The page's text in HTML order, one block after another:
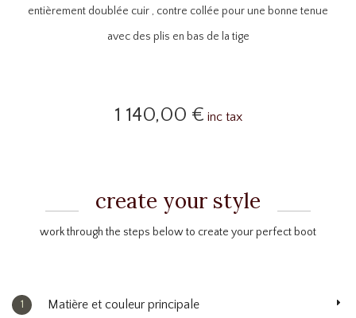
entièrement doublée cuir , contre collée pour une bonne tenue
avec des plis en bas de la tige
1 140,00 € inc tax
create your style
work through the steps below to create your perfect boot
1 Matière et couleur principale